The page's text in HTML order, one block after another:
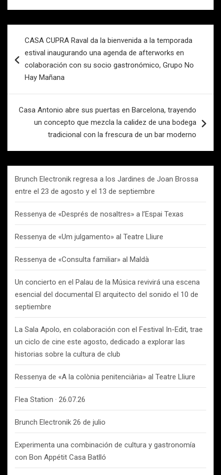
entradas
CASA CUPRA Raval da la bienvenida a la temporada
estival inaugurando una agenda de afterworks en
colaboración con su socio gastronómico, Grupo No
Hay Mañana
Casa Antonio abre sus puertas en Barcelona, trayendo
un concepto que mezcla la calidez de una bodega
tradicional con la frescura de un bar moderno
Brunch Electronik regresa a los Jardines de Joan Brossa
entre el 23 de agosto y el 13 de septiembre
Ressenya de «Després de nosaltres» a l’Espai Texas
Ressenya de «Um julgamento» al Teatre Lliure
Ressenya de «Consulta familiar» al Maldà
Un concierto en el Palau de la Música revivirá una escena
esencial del documental El arquitecto del sonido el 10 de
septiembre
La Sala Apolo, en colaboración con el Festival In-Edit, trae
un ciclo de cine este agosto, dedicado a explorar las
historias sobre la cultura de club
Ressenya de «A la colònia penitenciària» al Teatre Lliure
Flea Station · 26.07.26
Brunch Electronik 26 de julio
Experimenta una combinación de cultura y gastronomía
con Bon Appétit Casa Batlló